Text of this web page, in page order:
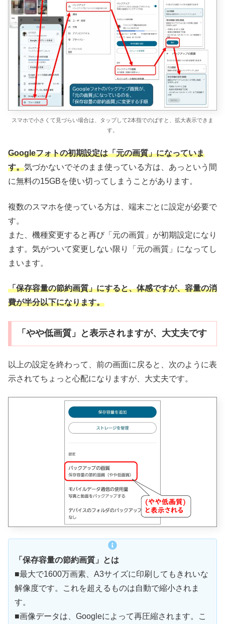
スマホで小さくて見づらい場合は、タップして2本指でのばすと、拡大表示できま
す。
Googleフォトの初期設定は「元の画質」になっていま
す。気づかないでそのまま使っている方は、あっという間
に無料の15GBを使い切ってしまうことがあります。
複数のスマホを使っている方は、端末ごとに設定が必要で
す。
また、機種変更すると再び「元の画質」が初期設定になり
ます。気がついて変更しない限り「元の画質」になってし
まいます。
「保存容量の節約画質」にすると、体感ですが、容量の消
費が半分以下になります。
「やや低画質」と表示されますが、大丈夫です
以上の設定を終わって、前の画面に戻ると、次のように表
示されてちょっと心配になりますが、大丈夫です。
「保存容量の節約画質」とは
■最大で1600万画素、A3サイズに印刷してもきれいな
解像度です。これを超えるものは自動で縮小されま
す。
■画像データは、Googleによって再圧縮されます。こ